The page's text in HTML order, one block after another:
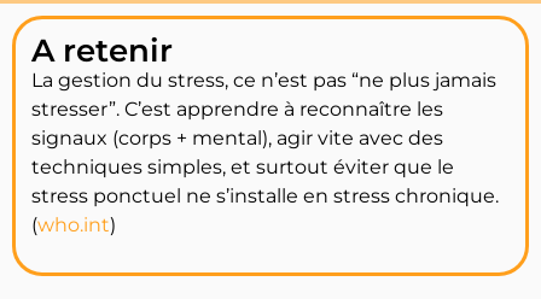
A retenir
La gestion du stress, ce n’est pas “ne plus jamais
stresser”. C’est apprendre à reconnaître les
signaux (corps + mental), agir vite avec des
techniques simples, et surtout éviter que le
stress ponctuel ne s’installe en stress chronique.
(who.int)